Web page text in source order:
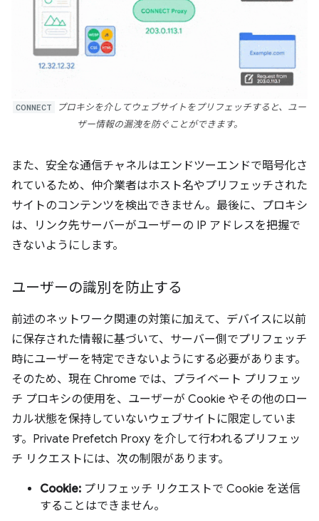
CONNECT
プロキシを介してウェブサイトをプリフェッチすると、ユー
ザー情報の漏洩を防ぐことができます。
また、安全な通信チャネルはエンドツーエンドで暗号化さ
れているため、仲介業者はホスト名やプリフェッチされた
サイトのコンテンツを検出できません。最後に、プロキシ
は、リンク先サーバーがユーザーの IP アドレスを把握で
きないようにします。
ユーザーの識別を防止する
前述のネットワーク関連の対策に加えて、デバイスに以前
に保存された情報に基づいて、サーバー側でプリフェッチ
時にユーザーを特定できないようにする必要があります。
そのため、現在 Chrome では、プライベート プリフェッ
チ プロキシの使用を、ユーザーが Cookie やその他のロー
カル状態を保持していないウェブサイトに限定していま
す。Private Prefetch Proxy を介して行われるプリフェッ
チ リクエストには、次の制限があります。
Cookie: プリフェッチ リクエストで Cookie を送信
することはできません。